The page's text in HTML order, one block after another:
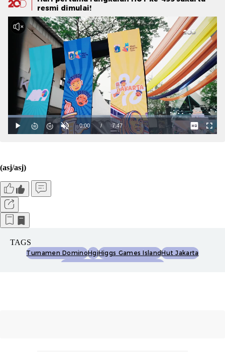
resmi dimulai!
(asj/asj)
TAGS
Turnamen DominoHgiHiggs Games IslandHut Jakarta